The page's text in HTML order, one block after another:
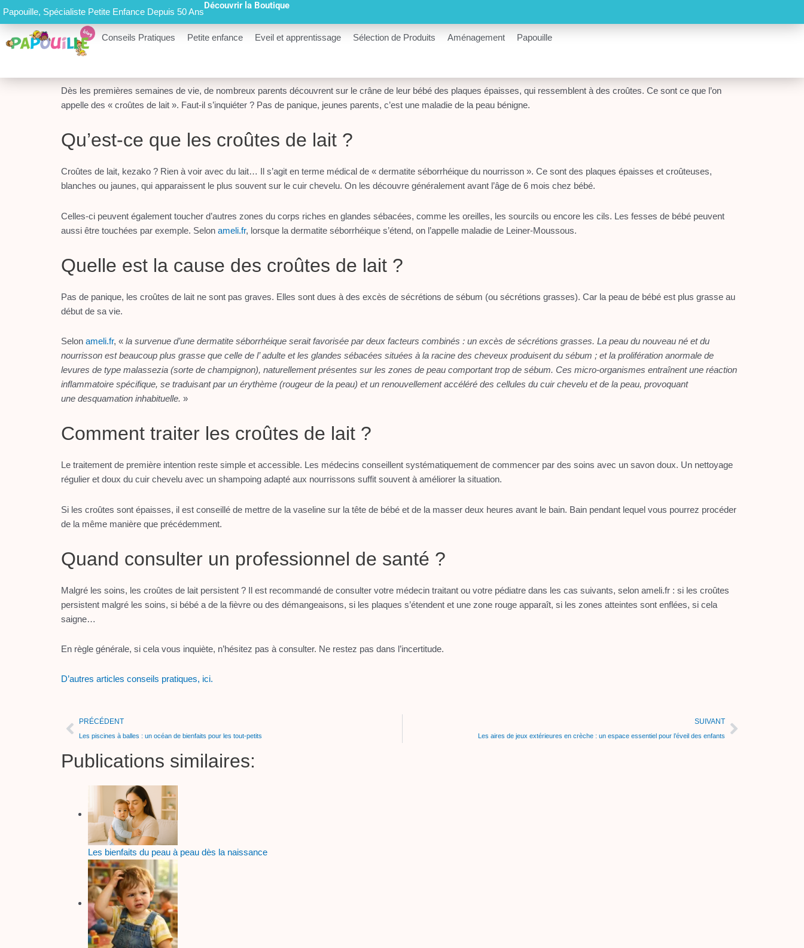
Aller
contenu
Papouille, Spécialiste Petite Enfance Depuis 50 Ans
Découvrir la Boutique
Conseils Pratiques Petite enfance Eveil et apprentissage Sélection de Produits Aménagement Papouille
Dès les premières semaines de vie, de nombreux parents découvrent sur le crâne de leur bébé des plaques épaisses, qui ressemblent à des croûtes. Ce sont ce que l’on
appelle des « croûtes de lait ». Faut-il s’inquiéter ? Pas de panique, jeunes parents, c’est une maladie de la peau bénigne.
Qu’est-ce que les croûtes de lait ?
Croûtes de lait, kezako ? Rien à voir avec du lait… Il s’agit en terme médical de « dermatite séborrhéique du nourrisson ». Ce sont des plaques épaisses et croûteuses,
blanches ou jaunes, qui apparaissent le plus souvent sur le cuir chevelu. On les découvre généralement avant l’âge de 6 mois chez bébé.
Celles-ci peuvent également toucher d’autres zones du corps riches en glandes sébacées, comme les oreilles, les sourcils ou encore les cils. Les fesses de bébé peuvent
aussi être touchées par exemple. Selon ameli.fr, lorsque la dermatite séborrhéique s’étend, on l’appelle maladie de Leiner-Moussous.
Quelle est la cause des croûtes de lait ?
Pas de panique, les croûtes de lait ne sont pas graves. Elles sont dues à des excès de sécrétions de sébum (ou sécrétions grasses). Car la peau de bébé est plus grasse au
début de sa vie.
Selon ameli.fr, « la survenue d’une dermatite séborrhéique serait favorisée par deux facteurs combinés : un excès de sécrétions grasses. La peau du nouveau né et du
nourrisson est beaucoup plus grasse que celle de l’ adulte et les glandes sébacées situées à la racine des cheveux produisent du sébum ; et la prolifération anormale de
levures de type malassezia (sorte de champignon), naturellement présentes sur les zones de peau comportant trop de sébum. Ces micro-organismes entraînent une réaction
inflammatoire spécifique, se traduisant par un érythème (rougeur de la peau) et un renouvellement accéléré des cellules du cuir chevelu et de la peau, provoquant
une desquamation inhabituelle. »
Comment traiter les croûtes de lait ?
Le traitement de première intention reste simple et accessible. Les médecins conseillent systématiquement de commencer par des soins avec un savon doux. Un nettoyage
régulier et doux du cuir chevelu avec un shampoing adapté aux nourrissons suffit souvent à améliorer la situation.
Si les croûtes sont épaisses, il est conseillé de mettre de la vaseline sur la tête de bébé et de la masser deux heures avant le bain. Bain pendant lequel vous pourrez procéder
de la même manière que précédemment.
Quand consulter un professionnel de santé ?
Malgré les soins, les croûtes de lait persistent ? Il est recommandé de consulter votre médecin traitant ou votre pédiatre dans les cas suivants, selon ameli.fr : si les croûtes
persistent malgré les soins, si bébé a de la fièvre ou des démangeaisons, si les plaques s’étendent et une zone rouge apparaît, si les zones atteintes sont enflées, si cela
saigne…
En règle générale, si cela vous inquiète, n’hésitez pas à consulter. Ne restez pas dans l’incertitude.
D’autres articles conseils pratiques, ici.
Précédent
PRÉCÉDENT
Les piscines à balles : un océan de bienfaits pour les tout-petits
SUIVANT
Les aires de jeux extérieures en crèche : un espace essentiel pour l’éveil des enfants
Suivant
Publications similaires:
Les bienfaits du peau à peau dès la naissance